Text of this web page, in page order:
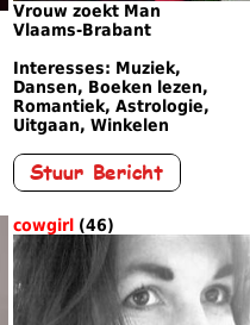
Vrouw zoekt Man
Vlaams-Brabant
Interesses: Muziek,
Dansen, Boeken lezen,
Romantiek, Astrologie,
Uitgaan, Winkelen
cowgirl (46)